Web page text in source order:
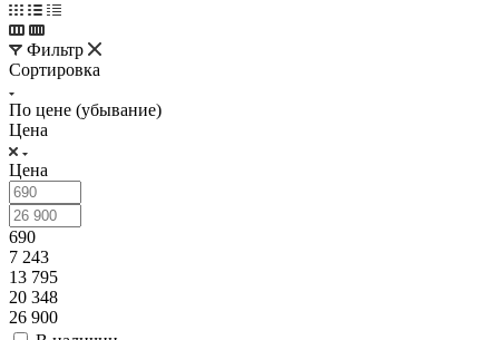
Фильтр
Сортировка
По цене (убывание)
Цена
Цена
690
7 243
13 795
20 348
26 900